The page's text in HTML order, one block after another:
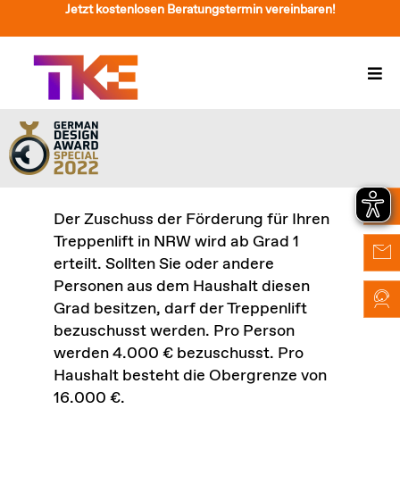
Inhalt
springen
Jetzt kostenlosen Beratungstermin vereinbaren!
Treppenlift
Preise
Service
Treppenliftberatung
Über Uns & Kontakt
Suche
nach:
Der Zuschuss der Förderung für Ihren
Treppenlift in NRW wird ab Grad 1
erteilt. Sollten Sie oder andere
Personen aus dem Haushalt diesen
Grad besitzen, darf der Treppenlift
bezuschusst werden. Pro Person
werden 4.000 € bezuschusst. Pro
Haushalt besteht die Obergrenze von
16.000 €.